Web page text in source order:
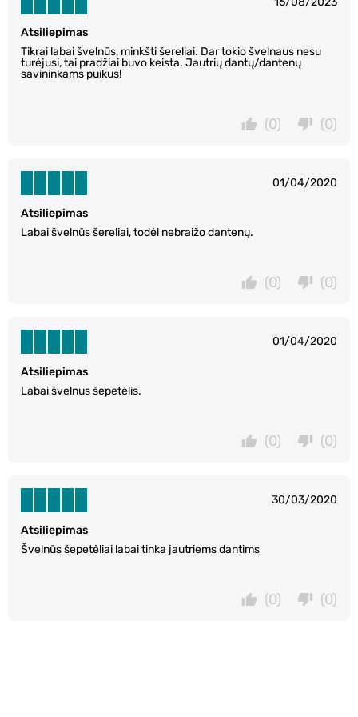
Atsiliepimas
Tikrai labai švelnūs, minkšti šereliai. Dar tokio švelnaus nesu
turėjusi, tai pradžiai buvo keista. Jautrių dantų/dantenų
savininkams puikus!
(0)
(0)
01/04/2020
Atsiliepimas
Labai švelnūs šereliai, todėl nebraižo dantenų.
(0)
(0)
01/04/2020
Atsiliepimas
Labai švelnus šepetėlis.
(0)
(0)
30/03/2020
Atsiliepimas
Švelnūs šepetėliai labai tinka jautriems dantims
(0)
(0)